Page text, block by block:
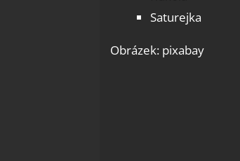
Saturejka
Obrázek: pixabay